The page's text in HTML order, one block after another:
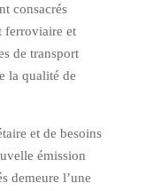
consacrés
ferroviaire et
de transport
la qualité de
et de besoins
émission
demeure l’une